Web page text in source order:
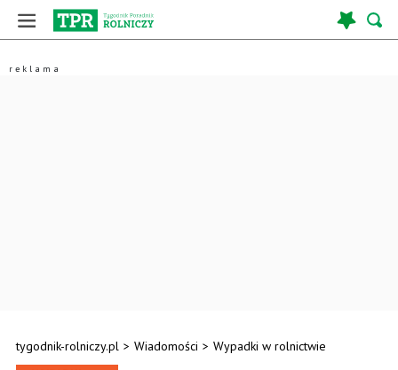
tygodnik-rolniczy.pl > Wiadomości > Wypadki w rolnictwie